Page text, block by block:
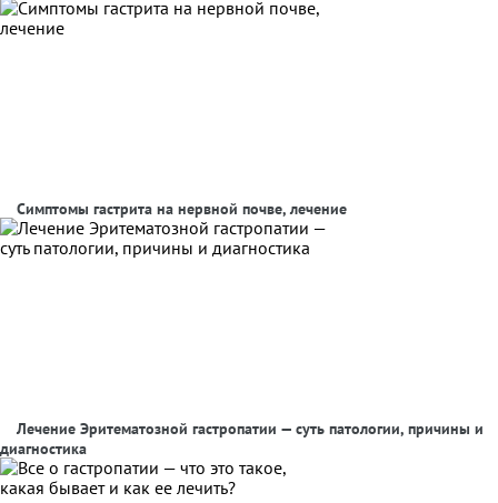
Симптомы гастрита на нервной почве, лечение
Лечение Эритематозной гастропатии — суть патологии, причины и
диагностика